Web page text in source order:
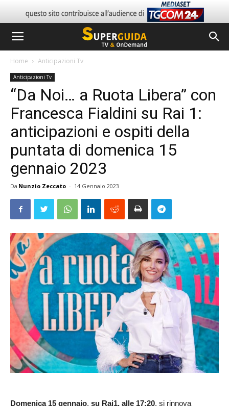
Home Anticipazioni Tv
Anticipazioni Tv
“Da Noi… a Ruota Libera” con
Francesca Fialdini su Rai 1:
anticipazioni e ospiti della
puntata di domenica 15
gennaio 2023
Da Nunzio Zeccato - 14 Gennaio 2023
Domenica 15 gennaio, su Rai1, alle 17:20, si rinnova